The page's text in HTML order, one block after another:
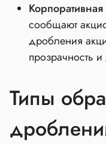
сообщают
дробления
прозрачность
Типы